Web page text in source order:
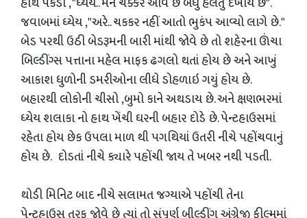
જવાબમાં ધ્યેય ,"અરે.. ચકકર નહીં આતો ભુકંપ આવ્યો લાગે છે."
બેડ પરથી ઉઠી બેડરૂમની બારી માંથી જોવે છે તો શહેરના ઊંચા
બિલ્ડીંગ્સ પત્તાના મહેલ માફક ઢગલો થતાં હોય છે અને આખું
આકાશ ધુળોની ડમરીઓના લીધે ડોહળાઇ ગયું હોય છે.
બહારથી લોકોની ચીસો ,બુમો કાને અથડાય છે. અને ક્ષણભરમાં
ધ્યેય શલાકા નો હાથ ખેંચી ઘરની બહાર દોડે છે. પેન્ટહાઉસમાં
રહેતા હોય છેક ઉપલા માળ થી પગથિયાં ઉતરી નીચે પહોંચવાનું
હોય છે. દોડતાં નીચે ક્યારે પહોંચી જાય તે ખબર નથી પડતી.
થોડી મિનિટ બાદ નીચે સલામત જગ્યાએ પહોંચી તેના